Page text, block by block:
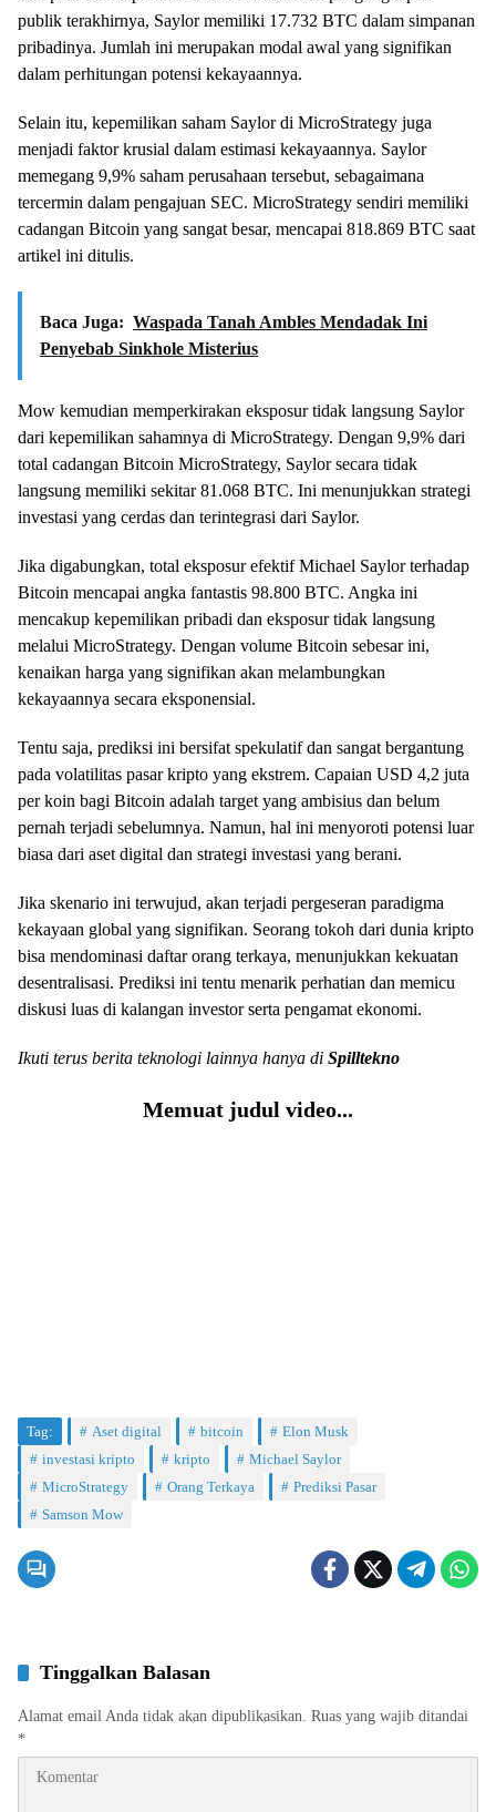
publik terakhirnya, Saylor memiliki 17.732 BTC dalam simpanan
pribadinya. Jumlah ini merupakan modal awal yang signifikan
dalam perhitungan potensi kekayaannya.
Selain itu, kepemilikan saham Saylor di MicroStrategy juga
menjadi faktor krusial dalam estimasi kekayaannya. Saylor
memegang 9,9% saham perusahaan tersebut, sebagaimana
tercermin dalam pengajuan SEC. MicroStrategy sendiri memiliki
cadangan Bitcoin yang sangat besar, mencapai 818.869 BTC saat
artikel ini ditulis.
Baca Juga: Waspada Tanah Ambles Mendadak Ini
Penyebab Sinkhole Misterius
Mow kemudian memperkirakan eksposur tidak langsung Saylor
dari kepemilikan sahamnya di MicroStrategy. Dengan 9,9% dari
total cadangan Bitcoin MicroStrategy, Saylor secara tidak
langsung memiliki sekitar 81.068 BTC. Ini menunjukkan strategi
investasi yang cerdas dan terintegrasi dari Saylor.
Jika digabungkan, total eksposur efektif Michael Saylor terhadap
Bitcoin mencapai angka fantastis 98.800 BTC. Angka ini
mencakup kepemilikan pribadi dan eksposur tidak langsung
melalui MicroStrategy. Dengan volume Bitcoin sebesar ini,
kenaikan harga yang signifikan akan melambungkan
kekayaannya secara eksponensial.
Tentu saja, prediksi ini bersifat spekulatif dan sangat bergantung
pada volatilitas pasar kripto yang ekstrem. Capaian USD 4,2 juta
per koin bagi Bitcoin adalah target yang ambisius dan belum
pernah terjadi sebelumnya. Namun, hal ini menyoroti potensi luar
biasa dari aset digital dan strategi investasi yang berani.
Jika skenario ini terwujud, akan terjadi pergeseran paradigma
kekayaan global yang signifikan. Seorang tokoh dari dunia kripto
bisa mendominasi daftar orang terkaya, menunjukkan kekuatan
desentralisasi. Prediksi ini tentu menarik perhatian dan memicu
diskusi luas di kalangan investor serta pengamat ekonomi.
Ikuti terus berita teknologi lainnya hanya di Spilltekno
Memuat judul video...
Tag: Aset digital bitcoin
Elon Musk
investasi kripto
kripto
Michael Saylor
MicroStrategy
Orang Terkaya
Prediksi Pasar
Samson Mow
Tinggalkan Balasan
Alamat email Anda tidak akan dipublikasikan. Ruas yang wajib ditandai
*